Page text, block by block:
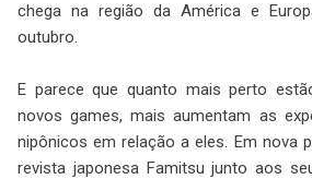
chega na região da América e
outubro.
E parece que quanto mais perto
novos games, mais aumentam as
nipônicos em relação a eles. Em nova
revista japonesa Famitsu junto aos